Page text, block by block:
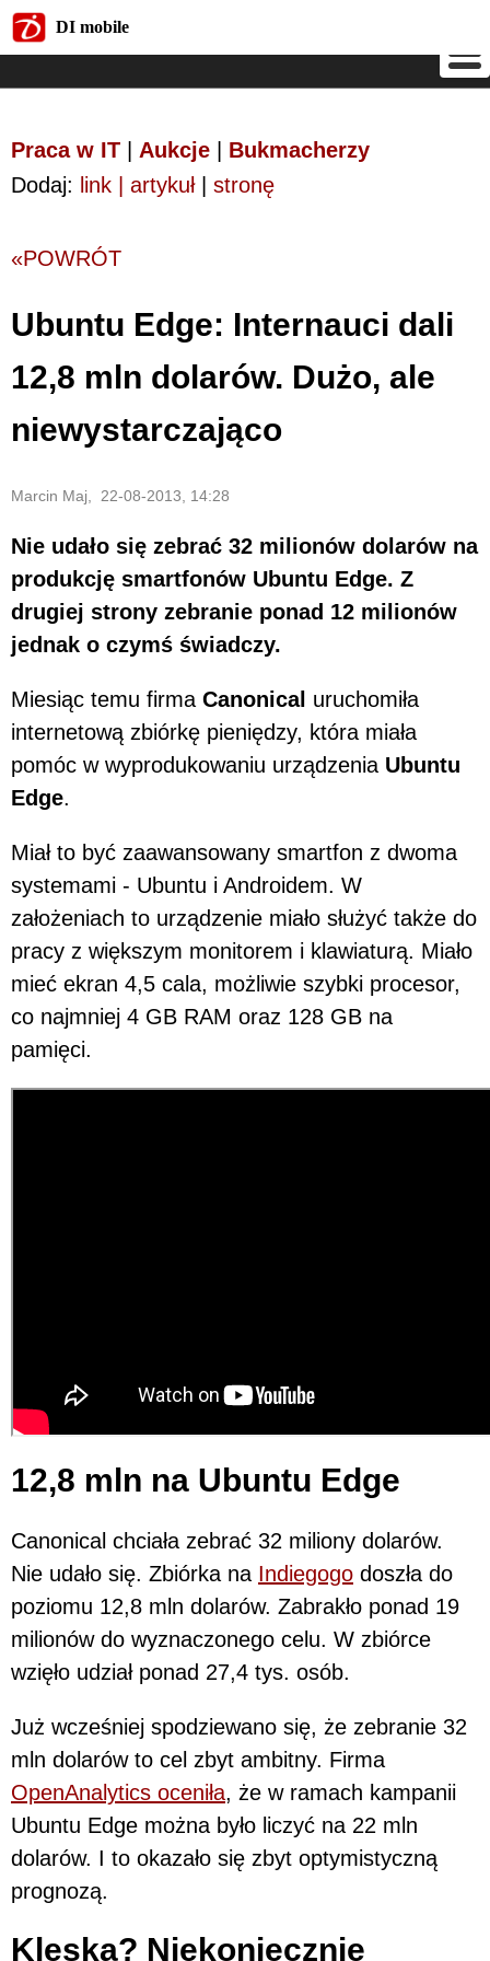
DI mobile
Praca w IT Aukcje
Bukmacherzy
Dodaj: link | artykuł| stronę
«POWRÓT
Ubuntu Edge: Internauci dali
12,8 mln dolarów. Dużo, ale
niewystarczająco
Marcin Maj, 22-08-2013, 14:28
Nie udało się zebrać 32 milionów dolarów na
produkcję smartfonów Ubuntu Edge. Z
drugiej strony zebranie ponad 12 milionów
jednak o czymś świadczy.
Miesiąc temu firma Canonical uruchomiła
internetową zbiórkę pieniędzy, która miała
pomóc w wyprodukowaniu urządzenia Ubuntu
Edge.
Miał to być zaawansowany smartfon z dwoma
systemami - Ubuntu i Androidem. W
założeniach to urządzenie miało służyć także do
pracy z większym monitorem i klawiaturą. Miało
mieć ekran 4,5 cala, możliwie szybki procesor,
co najmniej 4 GB RAM oraz 128 GB na
pamięci.
12,8 mln na Ubuntu Edge
Canonical chciała zebrać 32 miliony dolarów.
Nie udało się. Zbiórka na Indiegogo doszła do
poziomu 12,8 mln dolarów. Zabrakło ponad 19
milionów do wyznaczonego celu. W zbiórce
wzięło udział ponad 27,4 tys. osób.
Już wcześniej spodziewano się, że zebranie 32
mln dolarów to cel zbyt ambitny. Firma
OpenAnalytics oceniła, że w ramach kampanii
Ubuntu Edge można było liczyć na 22 mln
dolarów. I to okazało się zbyt optymistyczną
prognozą.
Klęska? Niekoniecznie
DI mobile